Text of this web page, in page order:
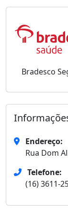
Bradesco
Endereço:
Rua Dom
Telefone:
(16) 3611-